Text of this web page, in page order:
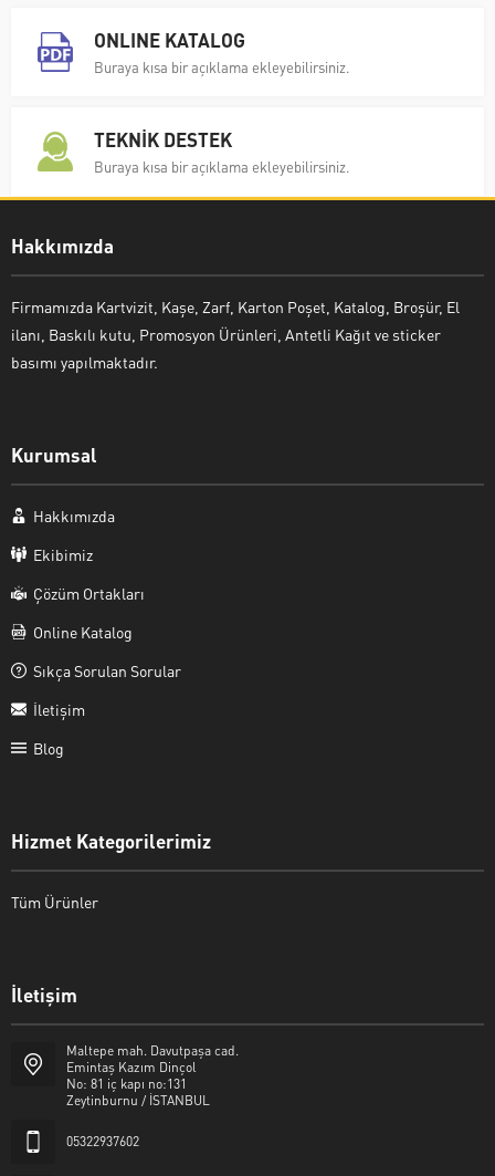
ONLINE KATALOG
Buraya kısa bir açıklama ekleyebilirsiniz.
TEKNİK DESTEK
Buraya kısa bir açıklama ekleyebilirsiniz.
Hakkımızda
Firmamızda Kartvizit, Kaşe, Zarf, Karton Poşet, Katalog, Broşür, El
ilanı, Baskılı kutu, Promosyon Ürünleri, Antetli Kağıt ve sticker
basımı yapılmaktadır.
Kurumsal
Hakkımızda
Ekibimiz
Çözüm Ortakları
Online Katalog
Sıkça Sorulan Sorular
İletişim
Blog
Hizmet Kategorilerimiz
Tüm Ürünler
İletişim
Maltepe mah. Davutpaşa cad.
Emintaş Kazım Dinçol
No: 81 iç kapı no:131
Zeytinburnu / İSTANBUL
05322937602